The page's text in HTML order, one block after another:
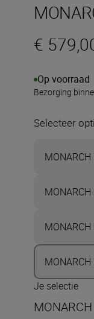
€
Op voorraad
Bezorging
Selecteer
Je selectie